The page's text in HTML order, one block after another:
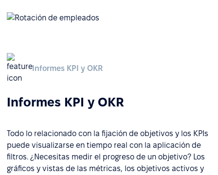
Informes KPI y OKR
Informes KPI y OKR
Todo lo relacionado con la fijación de objetivos y los KPIs
puede visualizarse en tiempo real con la aplicación de
filtros. ¿Necesitas medir el progreso de un objetivo? Los
gráficos y vistas de las métricas, los objetivos activos y